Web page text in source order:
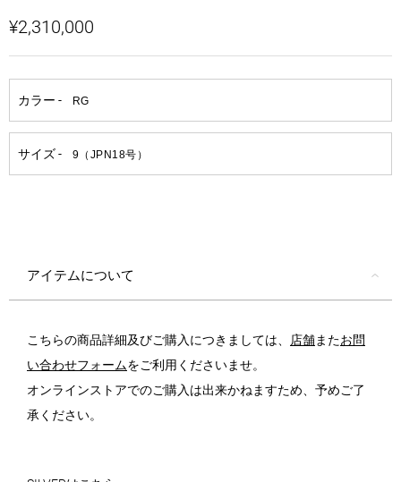
¥2,310,000
アイテムについて
こちらの商品詳細及びご購入につきましては、 店舗またお問
い合わせフォームをご利用くださいませ。
オンラインストアでのご購入は出来かねますため、予めご了
承ください。